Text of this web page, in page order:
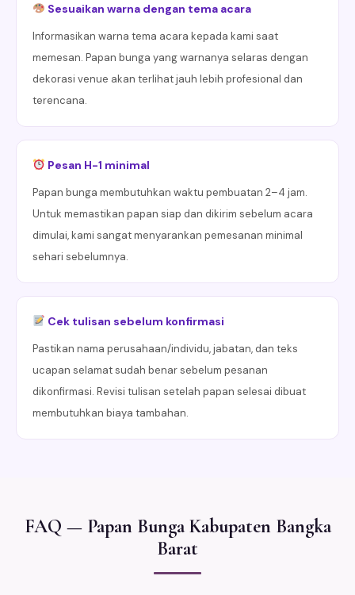
Sesuaikan warna dengan tema acara
Informasikan warna tema acara kepada kami saat
memesan. Papan bunga yang warnanya selaras dengan
dekorasi venue akan terlihat jauh lebih profesional dan
terencana.
Pesan H-1 minimal
Papan bunga membutuhkan waktu pembuatan 2–4 jam.
Untuk memastikan papan siap dan dikirim sebelum acara
dimulai, kami sangat menyarankan pemesanan minimal
sehari sebelumnya.
Cek tulisan sebelum konfirmasi
Pastikan nama perusahaan/individu, jabatan, dan teks
ucapan selamat sudah benar sebelum pesanan
dikonfirmasi. Revisi tulisan setelah papan selesai dibuat
membutuhkan biaya tambahan.
FAQ — Papan Bunga Kabupaten Bangka
Barat